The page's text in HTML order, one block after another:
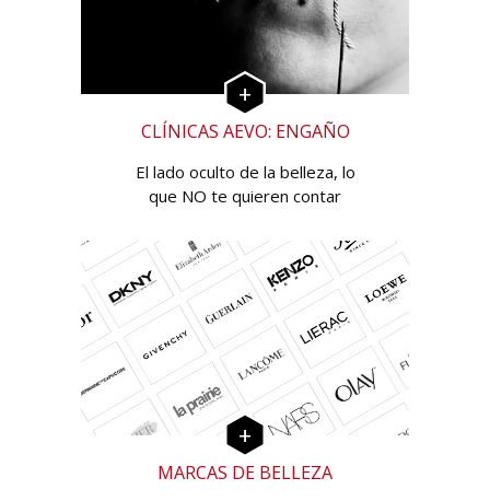
CLÍNICAS AEVO: ENGAÑO
El lado oculto de la belleza, lo
que NO te quieren contar
MARCAS DE BELLEZA